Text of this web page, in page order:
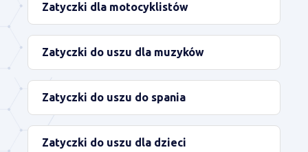
Zatyczki dla motocyklistów
Zatyczki do uszu dla muzyków
Zatyczki do uszu do spania
Zatyczki do uszu dla dzieci